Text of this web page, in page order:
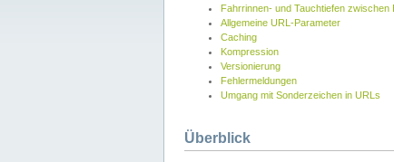
Fahrrinnen- und Tauchtiefen zwischen
Allgemeine URL-Parameter
Caching
Kompression
Versionierung
Fehlermeldungen
Umgang mit Sonderzeichen in URLs
Überblick